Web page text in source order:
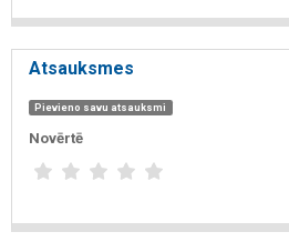
Atsauksmes
Pievieno savu atsauksmi
Novērtē